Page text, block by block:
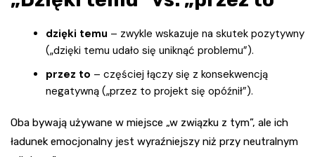
dzięki temu – zwykle wskazuje na skutek pozytywny
(„dzięki temu udało się uniknąć problemu”).
przez to – częściej łączy się z konsekwencją
negatywną („przez to projekt się opóźnił”).
Oba bywają używane w miejsce „w związku z tym”, ale ich
ładunek emocjonalny jest wyraźniejszy niż przy neutralnym